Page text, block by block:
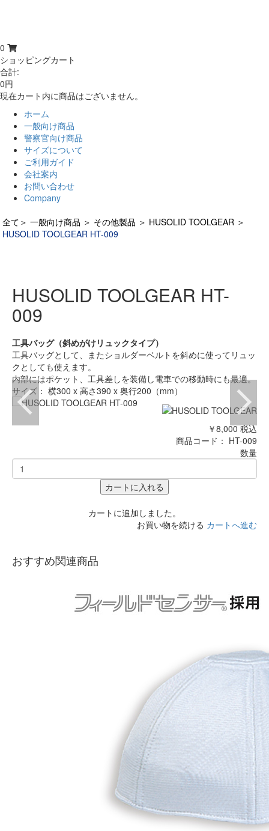
0
ショッピングカート
合計:
0円
現在カート内に商品はございません。
ホーム
一般向け商品
警察官向け商品
サイズについて
ご利用ガイド
会社案内
お問い合わせ
Company
全て ＞ 一般向け商品 ＞ その他製品 ＞ HUSOLID TOOLGEAR ＞
HUSOLID TOOLGEAR HT-009
HUSOLID TOOLGEAR HT-
009
工具バッグ（斜めがけリュックタイプ）
工具バッグとして、またショルダーベルトを斜めに使ってリュッ
クとしても使えます。
内部にはポケット、工具差しを装備し電車での移動時にも最適。
サイズ： 横300 x 高さ390 x 奥行200（mm）
￥8,000 税込
商品コード： HT-009
数量
カートに入れる
カートに追加しました。
お買い物を続ける カートへ進む
おすすめ関連商品